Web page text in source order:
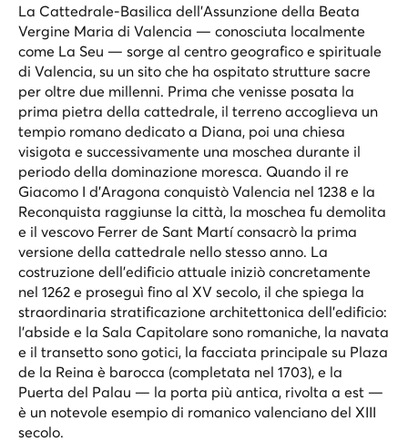
La Cattedrale-Basilica dell'Assunzione della Beata
Vergine Maria di Valencia — conosciuta localmente
come La Seu — sorge al centro geografico e spirituale
di Valencia, su un sito che ha ospitato strutture sacre
per oltre due millenni. Prima che venisse posata la
prima pietra della cattedrale, il terreno accoglieva un
tempio romano dedicato a Diana, poi una chiesa
visigota e successivamente una moschea durante il
periodo della dominazione moresca. Quando il re
Giacomo I d'Aragona conquistò Valencia nel 1238 e la
Reconquista raggiunse la città, la moschea fu demolita
e il vescovo Ferrer de Sant Martí consacrò la prima
versione della cattedrale nello stesso anno. La
costruzione dell'edificio attuale iniziò concretamente
nel 1262 e proseguì fino al XV secolo, il che spiega la
straordinaria stratificazione architettonica dell'edificio:
l'abside e la Sala Capitolare sono romaniche, la navata
e il transetto sono gotici, la facciata principale su Plaza
de la Reina è barocca (completata nel 1703), e la
Puerta del Palau — la porta più antica, rivolta a est —
è un notevole esempio di romanico valenciano del XIII
secolo.